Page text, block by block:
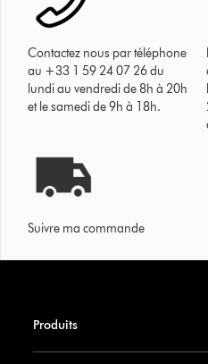
Contactez nous par téléphone
au +33 1 59 24 07 26 du
lundi au vendredi de 8h à 20h
et le samedi de 9h à 18h.
Suivre ma commande
Produits